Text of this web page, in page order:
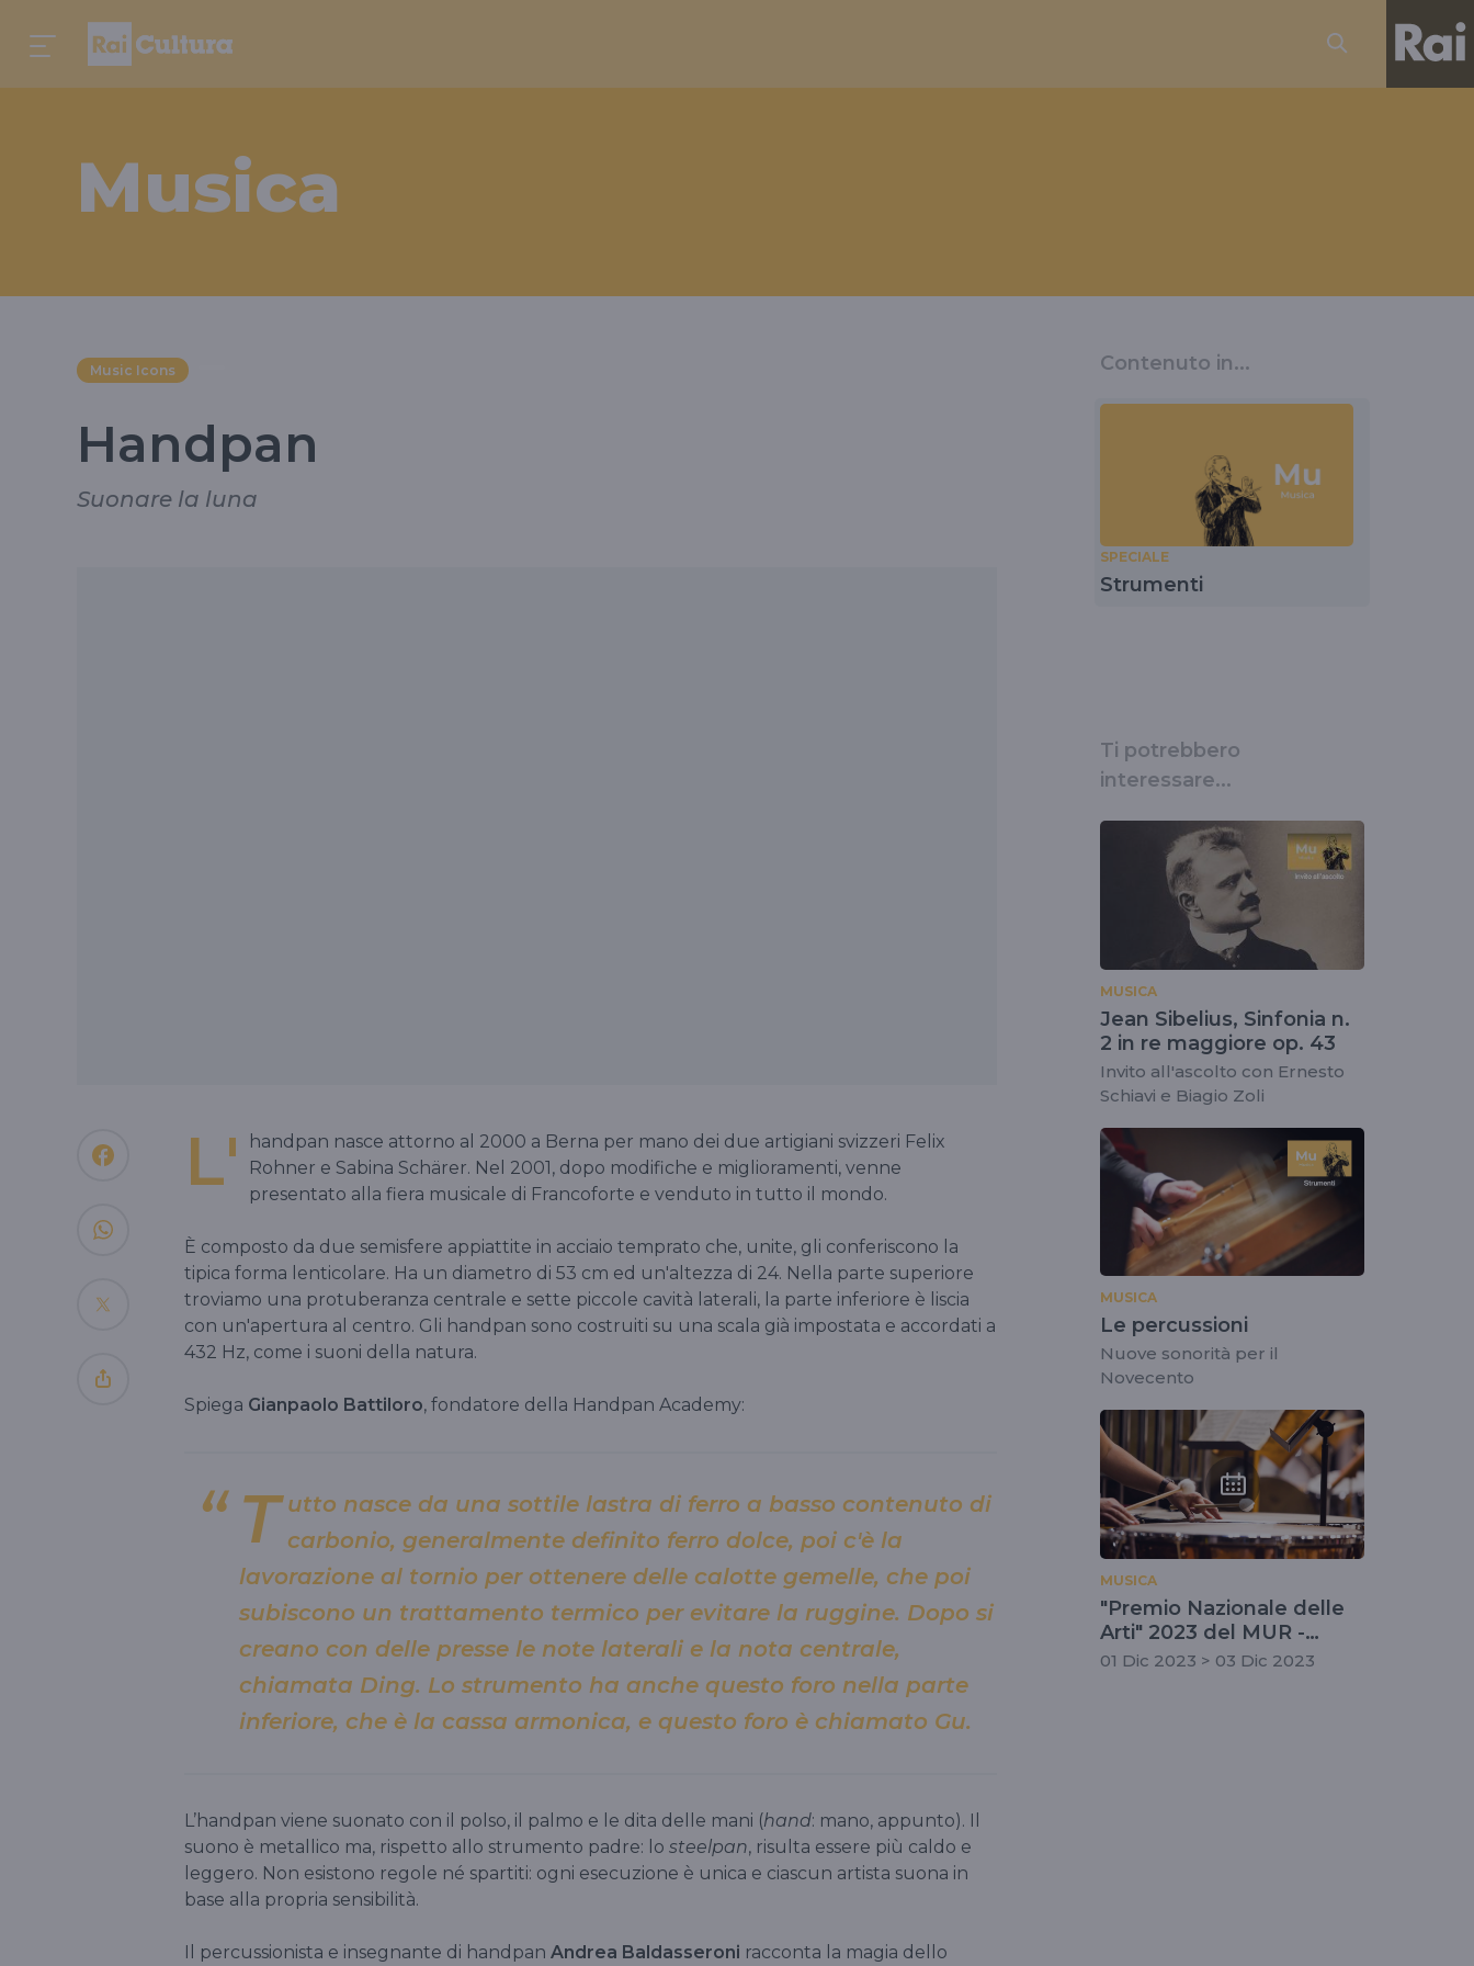
Musica
Music Icons
Handpan
Suonare la luna
L'
handpan nasce attorno al 2000 a Berna per mano dei due artigiani svizzeri Felix
Rohner e Sabina Schärer. Nel 2001, dopo modifiche e miglioramenti, venne
presentato alla fiera musicale di Francoforte e venduto in tutto il mondo.
È composto da due semisfere appiattite in acciaio temprato che, unite, gli conferiscono la
tipica forma lenticolare. Ha un diametro di 53 cm ed un'altezza di 24. Nella parte superiore
troviamo una protuberanza centrale e sette piccole cavità laterali, la parte inferiore è liscia
con un'apertura al centro. Gli handpan sono costruiti su una scala già impostata e accordati a
432 Hz, come i suoni della natura.
Spiega Gianpaolo Battiloro, fondatore della Handpan Academy:
T utto nasce da una sottile lastra di ferro a basso contenuto di
carbonio, generalmente definito ferro dolce, poi c'è la
lavorazione al tornio per ottenere delle calotte gemelle, che poi
subiscono un trattamento termico per evitare la ruggine. Dopo si
creano con delle presse le note laterali e la nota centrale,
chiamata Ding. Lo strumento ha anche questo foro nella parte
inferiore, che è la cassa armonica, e questo foro è chiamato Gu.
L’handpan viene suonato con il polso, il palmo e le dita delle mani (hand: mano, appunto). Il
suono è metallico ma, rispetto allo strumento padre: lo steelpan, risulta essere più caldo e
leggero. Non esistono regole né spartiti: ogni esecuzione è unica e ciascun artista suona in
base alla propria sensibilità.
Il percussionista e insegnante di handpan Andrea Baldasseroni racconta la magia dello
Contenuto in...
SPECIALE
Strumenti
Ti potrebbero
interessare...
MUSICA
Jean Sibelius, Sinfonia n.
2 in re maggiore op. 43
Invito all'ascolto con Ernesto
Schiavi e Biagio Zoli
MUSICA
Le percussioni
Nuove sonorità per il
Novecento
MUSICA
"Premio Nazionale delle
Arti" 2023 del MUR -
Strumenti a Percussione
01 Dic 2023 > 03 Dic 2023